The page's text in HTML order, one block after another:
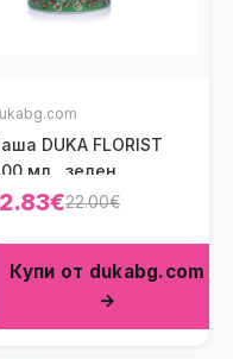
DUKA FLORIST
мл., зелен
22.00€
Купи от dukabg.com
→